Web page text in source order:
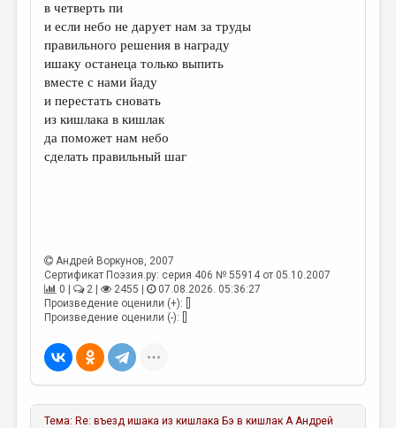
ОБЗОР ЛИТЕРАТУРЫ
СТРАНИЦЫ ПАМЯТИ
ОБЪЯВЛЕНИЯ
КОЛОНКА РЕДАКТОРА
РЕДКОЛЛЕГИЯ
ОТ РЕДАКЦИИ
ЛИТЕРАТУРОВЕДЕНИЕ
КУЛЬТУРОВЕДЕНИЕ
ПУБЛИЦИСТИКА
РЕЦЕНЗИРОВАНИЕ
ЦИКЛЫ ПУБЛИКАЦИЙ
ТРЕДИАКОВСКИЙ
в четверть пи
и если небо не дарует нам за труды
правильного решения в награду
ишаку останеца только выпить
вместе с нами йаду
и перестать сновать
из кишлака в кишлак
да поможет нам небо
сделать правильный шаг
Андрей Воркунов, 2007
Сертификат Поэзия.ру: серия 406 № 55914 от 05.10.2007
0 |
2 | 2455 |
07.08.2026. 05:36:27
Произведение оценили (+): []
Произведение оценили (-): []
Тема: Re: въезд ишака из кишлака Бэ в кишлак А Андрей